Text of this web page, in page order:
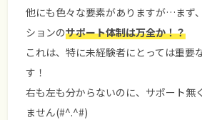
他にも色々な要素がありますが…まず
ションのサポート体制は万全か！？
これは、特に未経験者にとっては重要
す！
右も左も分からないのに、サポート無
ません(#^.^#)